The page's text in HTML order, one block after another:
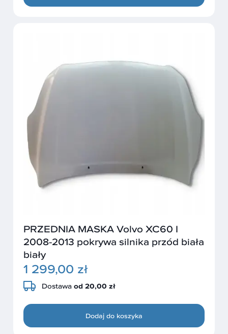
PRZEDNIA MASKA Volvo XC60 I
2008-2013 pokrywa silnika przód biała
biały
1 299,00 zł
Dostawa od 20,00 zł
Dodaj do koszyka